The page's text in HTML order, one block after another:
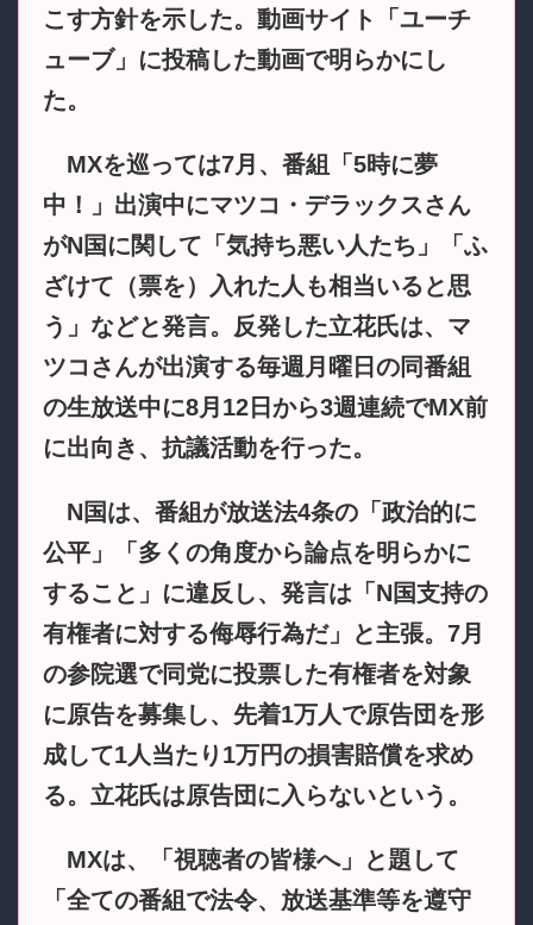
こす方針を示した。動画サイト「ユーチ
ューブ」に投稿した動画で明らかにし
た。
MXを巡っては7月、番組「5時に夢
中！」出演中にマツコ・デラックスさん
がN国に関して「気持ち悪い人たち」「ふ
ざけて（票を）入れた人も相当いると思
う」などと発言。反発した立花氏は、マ
ツコさんが出演する毎週月曜日の同番組
の生放送中に8月12日から3週連続でMX前
に出向き、抗議活動を行った。
N国は、番組が放送法4条の「政治的に
公平」「多くの角度から論点を明らかに
すること」に違反し、発言は「N国支持の
有権者に対する侮辱行為だ」と主張。7月
の参院選で同党に投票した有権者を対象
に原告を募集し、先着1万人で原告団を形
成して1人当たり1万円の損害賠償を求め
る。立花氏は原告団に入らないという。
MXは、「視聴者の皆様へ」と題して
「全ての番組で法令、放送基準等を遵守